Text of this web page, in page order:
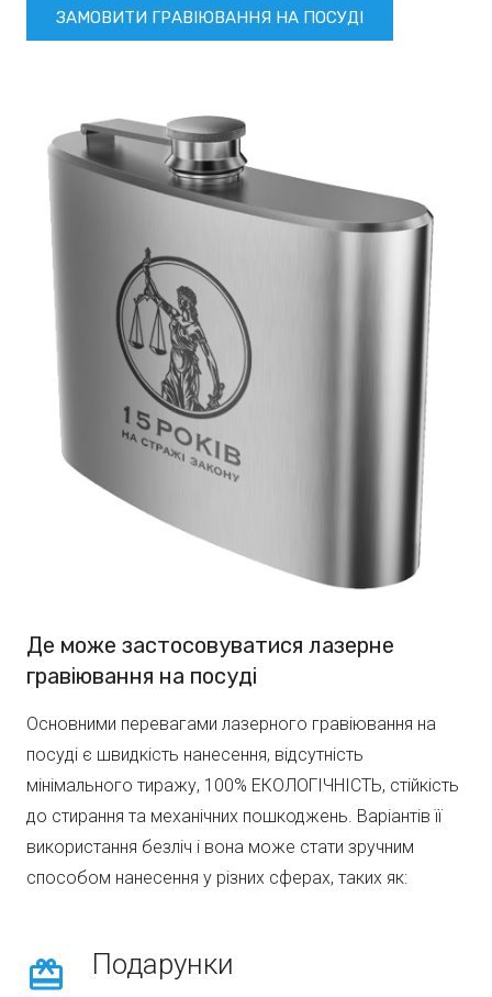
ЗАМОВИТИ ГРАВІЮВАННЯ НА ПОСУДІ
Де може застосовуватися лазерне
гравіювання на посуді
Основними перевагами лазерного гравіювання на
посуді є швидкість нанесення, відсутність
мінімального тиражу, 100% ЕКОЛОГІЧНІСТЬ, стійкість
до стирання та механічних пошкоджень. Варіантів її
використання безліч і вона може стати зручним
способом нанесення у різних сферах, таких як:
card_giftcard Подарунки